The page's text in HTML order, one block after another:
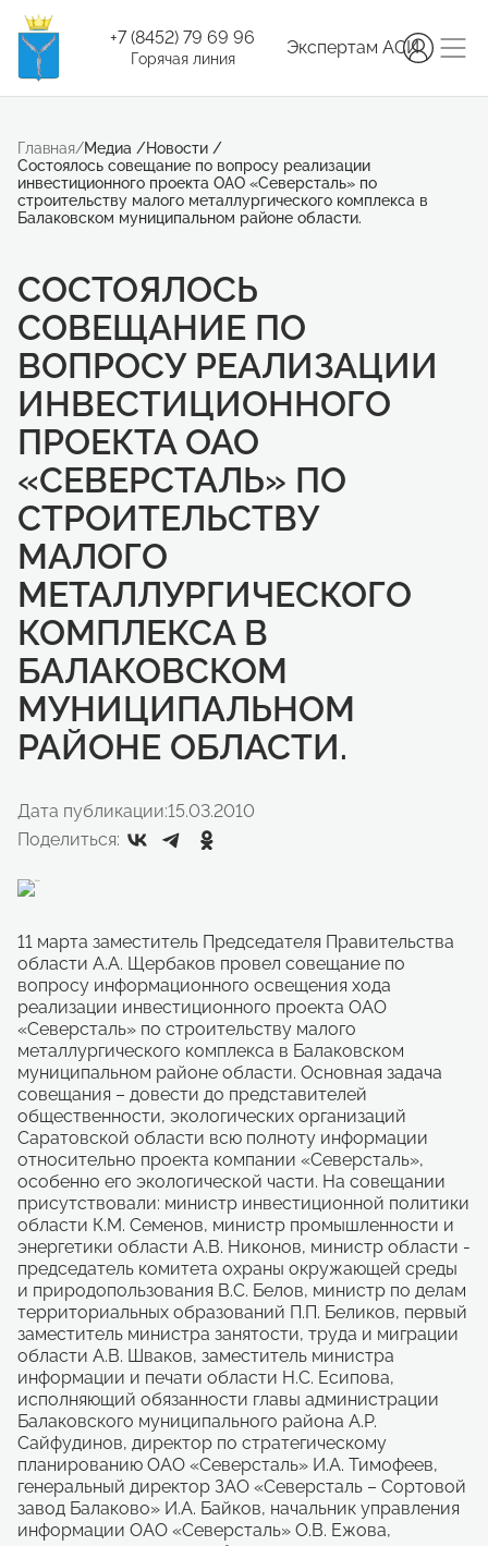
+7 (8452) 79 69 96
Горячая линия
Экспертам АСИ
Главная/Медиа /Новости /
Состоялось совещание по вопросу реализации
инвестиционного проекта ОАО «Северсталь» по
строительству малого металлургического комплекса в
Балаковском муниципальном районе области.
СОСТОЯЛОСЬ
СОВЕЩАНИЕ ПО
ВОПРОСУ РЕАЛИЗАЦИИ
ИНВЕСТИЦИОННОГО
ПРОЕКТА ОАО
«СЕВЕРСТАЛЬ» ПО
СТРОИТЕЛЬСТВУ
МАЛОГО
МЕТАЛЛУРГИЧЕСКОГО
КОМПЛЕКСА В
БАЛАКОВСКОМ
МУНИЦИПАЛЬНОМ
РАЙОНЕ ОБЛАСТИ.
Дата публикации:15.03.2010
Поделиться:
11 марта заместитель Председателя Правительства
области А.А. Щербаков провел совещание по
вопросу информационного освещения хода
реализации инвестиционного проекта ОАО
«Северсталь» по строительству малого
металлургического комплекса в Балаковском
муниципальном районе области. Основная задача
совещания – довести до представителей
общественности, экологических организаций
Саратовской области всю полноту информации
относительно проекта компании «Северсталь»,
особенно его экологической части. На совещании
присутствовали: министр инвестиционной политики
области К.М. Семенов, министр промышленности и
энергетики области А.В. Никонов, министр области -
председатель комитета охраны окружающей среды
и природопользования В.С. Белов, министр по делам
территориальных образований П.П. Беликов, первый
заместитель министра занятости, труда и миграции
области А.В. Шваков, заместитель министра
информации и печати области Н.С. Есипова,
исполняющий обязанности главы администрации
Балаковского муниципального района А.Р.
Сайфудинов, директор по стратегическому
планированию ОАО «Северсталь» И.А. Тимофеев,
генеральный директор ЗАО «Северсталь – Сортовой
завод Балаково» И.А. Байков, начальник управления
информации ОАО «Северсталь» О.В. Ежова,